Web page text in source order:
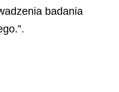
badania